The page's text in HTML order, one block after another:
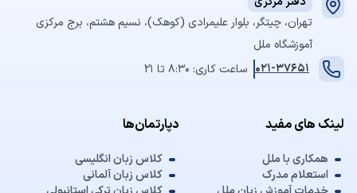
تهران، چیتگر، بلوار علیمرادی (کوهک)، نسیم هشتم، برج مرکزی
آموزشگاه ملل
021-37651 ساعت کاری: 8:30 تا 21
لینک های مفید
همکاری با ملل
استعلام مدرک
دپارتمان‌ها
کلاس زبان انگلیسی
کلاس زبان آلمانی